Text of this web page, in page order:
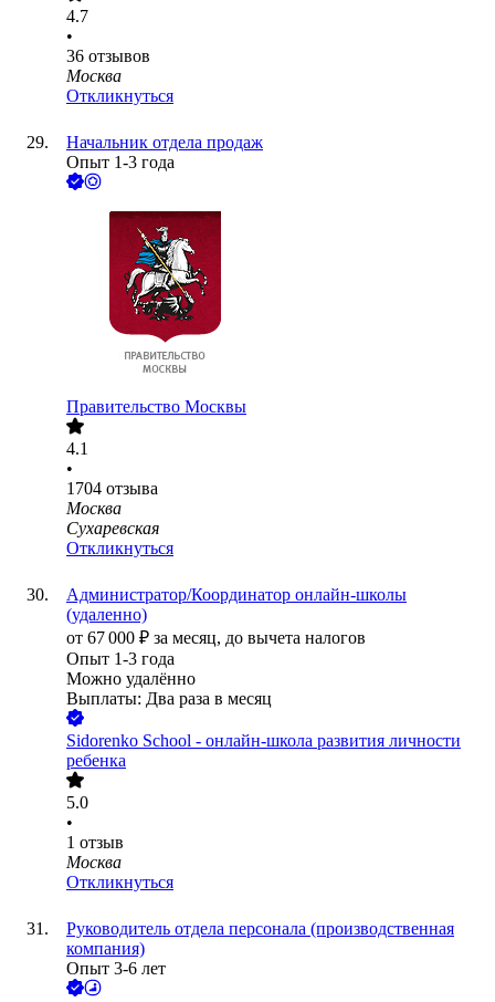
4.7
•
36 отзывов
Москва
Откликнуться
Начальник отдела продаж
Опыт 1-3 года
Правительство Москвы
4.1
•
1704 отзыва
Москва
Сухаревская
Откликнуться
Администратор/Координатор онлайн-школы
(удаленно)
от 67 000 ₽ за месяц, до вычета налогов
Опыт 1-3 года
Можно удалённо
Выплаты: Два раза в месяц
Sidorenko School - онлайн-школа развития личности
ребенка
5.0
•
1 отзыв
Москва
Откликнуться
Руководитель отдела персонала (производственная
компания)
Опыт 3-6 лет